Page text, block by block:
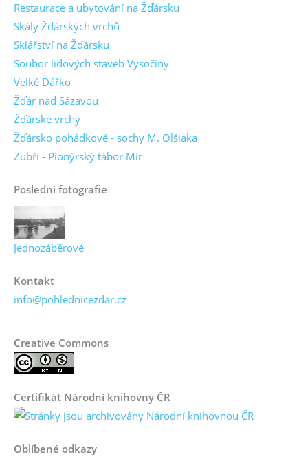
Restaurace a ubytování na Žďársku
Skály Žďárských vrchů
Sklářství na Žďársku
Soubor lidových staveb Vysočiny
Velké Dářko
Žďár nad Sázavou
Žďárské vrchy
Žďársko pohádkové - sochy M. Olšiaka
Zubří - Pionýrský tábor Mír
Poslední fotografie
Jednozáběrové
Kontakt
info@pohlednicezdar.cz
Creative Commons
Certifikát Národní knihovny ČR
Oblíbené odkazy